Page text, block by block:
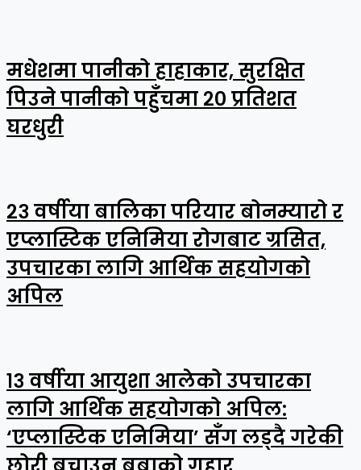
मधेशमा पानीको हाहाकार, सुरक्षित
पिउने पानीको पहुँचमा २० प्रतिशत
घरधुरी
२३ वर्षीया बालिका परियार बोनम्यारो र
एप्लास्टिक एनिमिया रोगबाट ग्रसित,
उपचारका लागि आर्थिक सहयोगको
अपिल
१३ वर्षीया आयुशा आलेको उपचारका
लागि आर्थिक सहयोगको अपिल:
‘एप्लास्टिक एनिमिया’ सँग लड्दै गरेकी